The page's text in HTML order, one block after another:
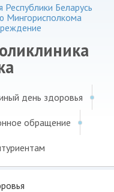
Беларусь
Мингорисполкома
день здоровья
обращение